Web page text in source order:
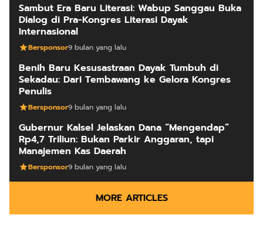
Sambut Era Baru Literasi: Wabup Sanggau Buka
Dialog di Pra-Kongres Literasi Dayak
Internasional
Bersponsor9 bulan yang lalu
Benih Baru Kesusastraan Dayak Tumbuh di
Sekadau: Dari Tembawang ke Gelora Kongres
Penulis
Bersponsor9 bulan yang lalu
Gubernur Kalsel Jelaskan Dana “Mengendap”
Rp4,7 Triliun: Bukan Parkir Anggaran, tapi
Manajemen Kas Daerah
Bersponsor9 bulan yang lalu
MORE ARTICLES